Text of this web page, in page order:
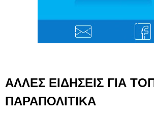
ΑΛΛΕΣ ΕΙΔΗΣΕΙΣ ΓΙΑ
ΠΑΡΑΠΟΛΙΤΙΚΑ